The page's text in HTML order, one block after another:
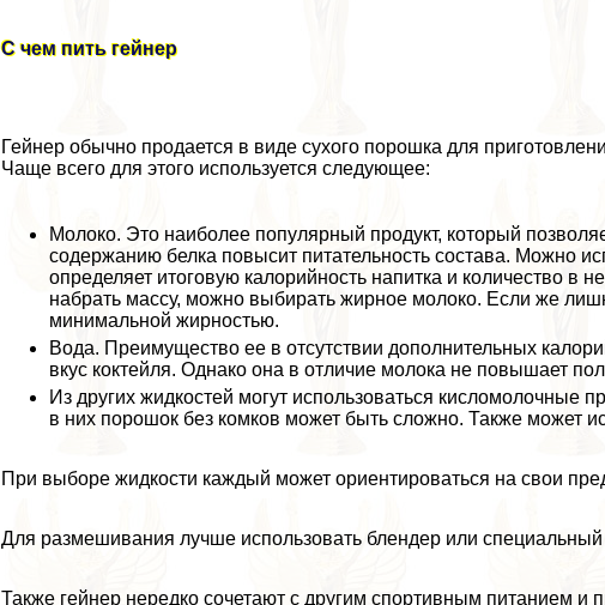
С чем пить гeйнер
Гейнер обычно продается в виде сухого порошка для
Чаще всего для этого используется следующее:
Молоко. Это наиболее популярный продукт, который
содержанию белка повысит питательность состава. Можно
определяет итоговую калорийность напитка и количество
набрать массу, можно выбирать жирное молоко. Если же
минимальной жирностью.
Вода. Преимущество ее в отсутствии дополнительных
вкус коктейля. Однако она в отличие молока не повышает
Из других жидкостей могут использоваться кисломолочные
в них порошок без комков может быть сложно. Также может
При выборе жидкости каждый может ориентироваться на свои
Для размешивания лучше использовать блендер или
Также гeйнер нередко сочетают с другим спортивным питанием и